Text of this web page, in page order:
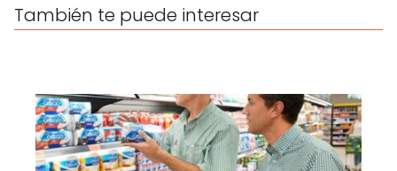
También te puede interesar